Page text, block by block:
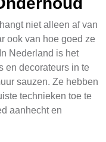
niet alleen af van
ook van hoe goed ze
Nederland is het
en decorateurs in te
sauzen. Ze hebben
technieken toe te
aanhecht en